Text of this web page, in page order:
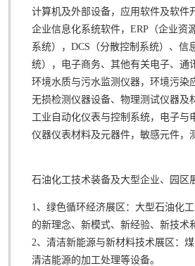
计算机及外部设备，应用软件及软件
企业信息化系统软件，ERP（企业
系统），DCS（分散控制系统）、
统），电子商务、其他有关电子、通
环境水质与污水监测仪器，环境污染
无损检测仪器设备、物理测试仪器及
工业自动化仪表与控制系统，电子与
仪器仪表材料及元器件，敏感元件，
石油化工技术装备及大型企业、园区
1、绿色循环经济展区：大型石油化
的新理念、新模式、新经验、新技
2、清洁新能源与新材料技术展区：
清洁能源的加工处理等设备。